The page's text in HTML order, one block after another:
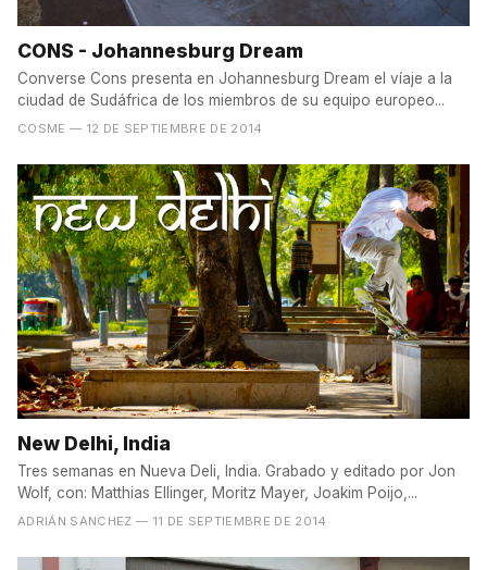
CONS - Johannesburg Dream
Converse Cons presenta en Johannesburg Dream el víaje a la
ciudad de Sudáfrica de los miembros de su equipo europeo...
COSME — 12 DE SEPTIEMBRE DE 2014
New Delhi, India
Tres semanas en Nueva Deli, India. Grabado y editado por Jon
Wolf, con: Matthias Ellinger, Moritz Mayer, Joakim Poijo,...
ADRIÁN SANCHEZ — 11 DE SEPTIEMBRE DE 2014